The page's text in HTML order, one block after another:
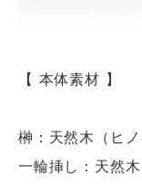
【 本体素材 】
榊：天然木（ヒノ
一輪挿し：天然木